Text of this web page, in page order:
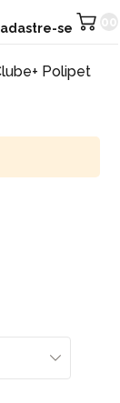
se
Polipet